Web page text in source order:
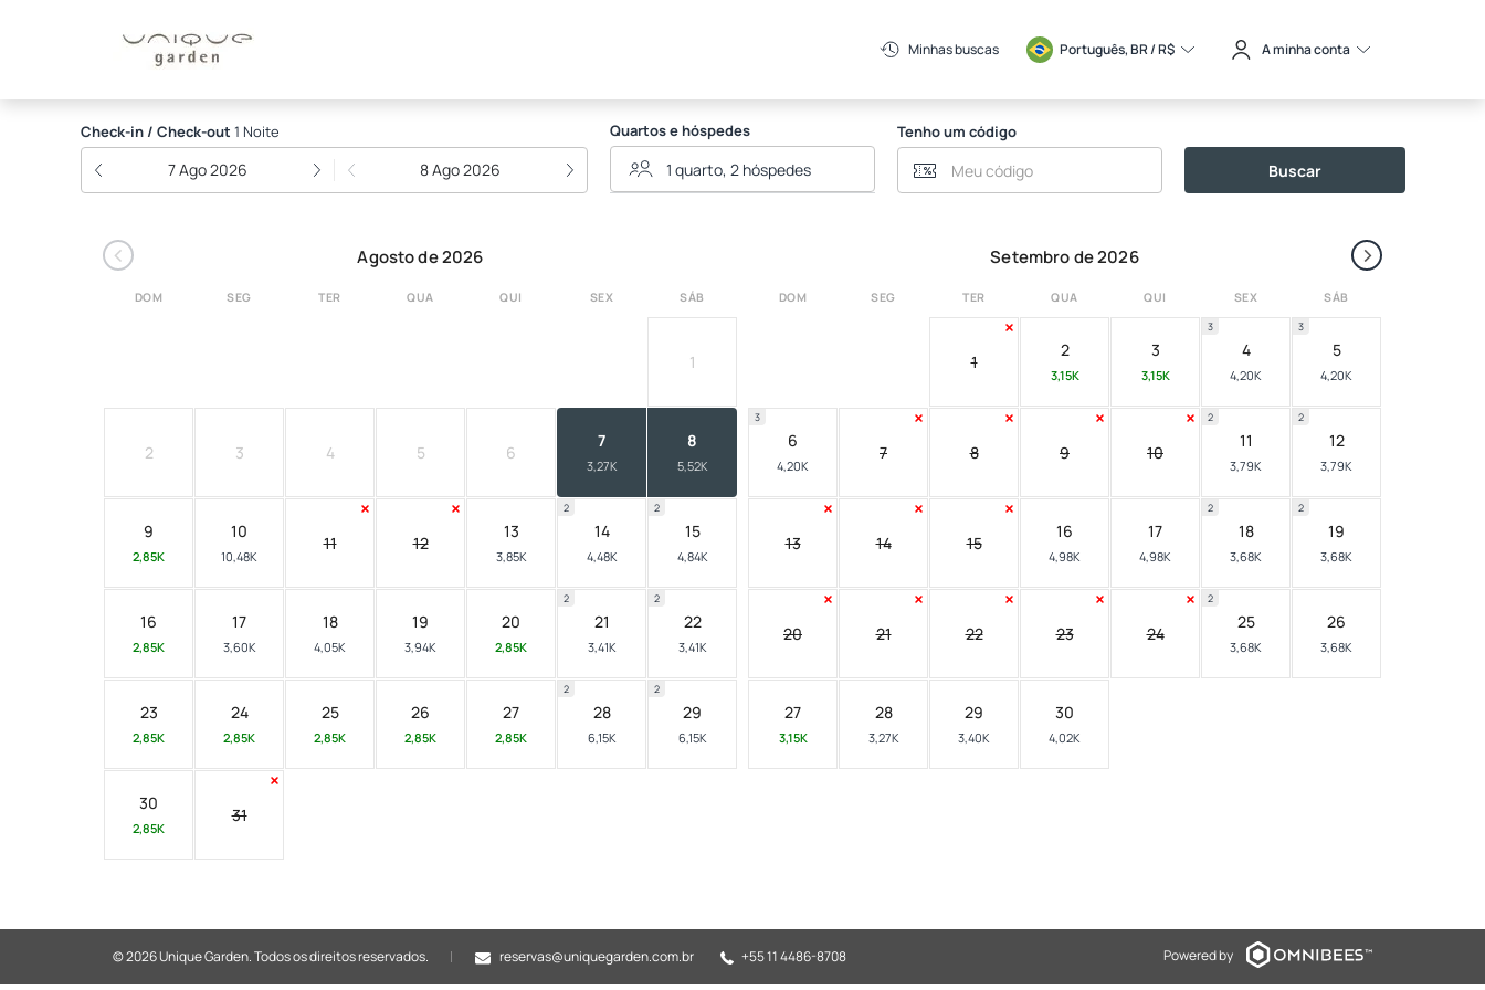
Unique Garden Minhas buscas Português, BR / R$ A minha conta
Check-in / Check-out 1 Noite
7 Ago 2026 8 Ago 2026
Quartos e hóspedes Tenho um código
Buscar
‹ ›
Agosto de 2026
DOM SEG TER QUA QUI SEX SÁB
1
2 3 4 5 6
7
3,27K
8
5,52K
9
2,85K
10
10,48K
11 12
13
3,85K
14
4,48K
2
15
4,84K
2
16
2,85K
17
3,60K
18
4,05K
19
3,94K
20
2,85K
21
3,41K
2
22
3,41K
2
23
2,85K
24
2,85K
25
2,85K
26
2,85K
27
2,85K
28
6,15K
2
29
6,15K
2
30
2,85K
31
Setembro de 2026
DOM SEG TER QUA QUI SEX SÁB
1
2
3,15K
3
3,15K
4
4,20K
3
5
4,20K
3
6
4,20K
3
7 8 9 10
11
3,79K
2
12
3,79K
2
13 14 15
16
4,98K
17
4,98K
18
3,68K
2
19
3,68K
2
20 21 22 23 24
25
3,68K
2
26
3,68K
27
3,15K
28
3,27K
29
3,40K
30
4,02K
reservas@uniquegarden.com.br +55 11 4486-8708
© 2026 Unique Garden.Todos os direitos reservados. Powered by